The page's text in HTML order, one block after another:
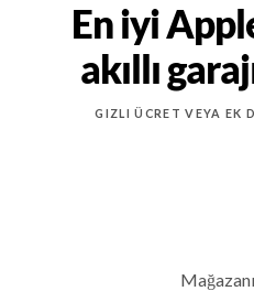
En iyi
akıllı
GIZLI ÜCRET VEYA EK